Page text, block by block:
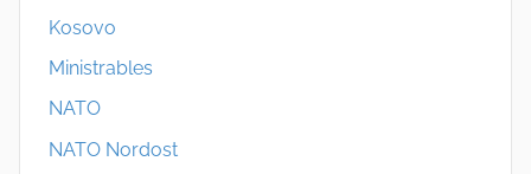
Kosovo
Ministrables
NATO
NATO Nordost